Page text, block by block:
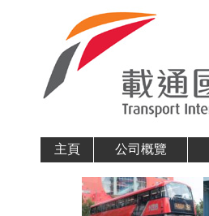
主頁 公司概覽